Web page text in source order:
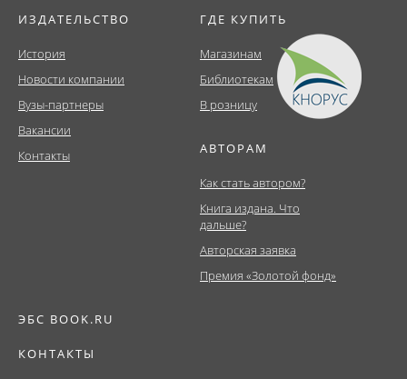
ИЗДАТЕЛЬСТВО
История
Новости компании
Вузы-партнеры
Вакансии
Контакты
ГДЕ КУПИТЬ
Магазинам
Библиотекам
В розницу
АВТОРАМ
Как стать автором?
Книга издана. Что
дальше?
Авторская заявка
Премия «Золотой фонд»
ЭБС BOOK.RU
КОНТАКТЫ